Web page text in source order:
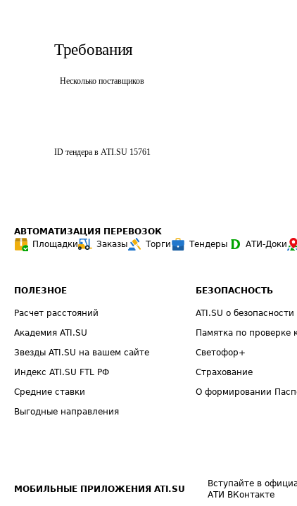
Требования
Несколько поставщиков
ID тендера в ATI.SU 15761
АВТОМАТИЗАЦИЯ ПЕРЕВОЗОК
Площадки
Заказы Торги Тендеры АТИ-Доки
ПОЛЕЗНОЕ
Расчет расстояний
Академия ATI.SU
Звезды ATI.SU на вашем сайте
Индекс ATI.SU FTL РФ
Средние ставки
Выгодные направления
БЕЗОПАСНОСТЬ
ATI.SU о безопасности
Памятка по проверке
Светофор+
Страхование
О формировании
МОБИЛЬНЫЕ ПРИЛОЖЕНИЯ ATI.SU
Вступайте в
АТИ ВКонтакте